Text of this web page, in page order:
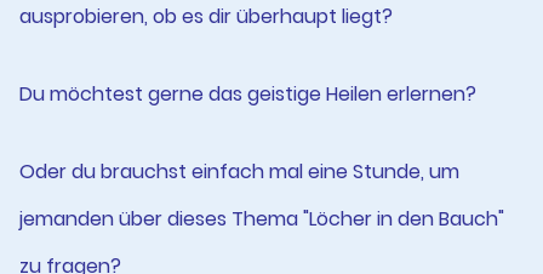
ausprobieren, ob es dir überhaupt liegt?
Du möchtest gerne das geistige Heilen erlernen?
Oder du brauchst einfach mal eine Stunde, um
jemanden über dieses Thema "Löcher in den Bauch"
zu fragen?